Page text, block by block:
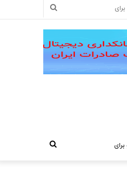
جستجو
جستجو